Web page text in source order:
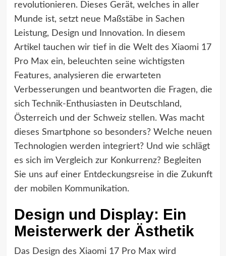
revolutionieren. Dieses Gerät, welches in aller
Munde ist, setzt neue Maßstäbe in Sachen
Leistung, Design und Innovation. In diesem
Artikel tauchen wir tief in die Welt des Xiaomi 17
Pro Max ein, beleuchten seine wichtigsten
Features, analysieren die erwarteten
Verbesserungen und beantworten die Fragen, die
sich Technik-Enthusiasten in Deutschland,
Österreich und der Schweiz stellen. Was macht
dieses Smartphone so besonders? Welche neuen
Technologien werden integriert? Und wie schlägt
es sich im Vergleich zur Konkurrenz? Begleiten
Sie uns auf einer Entdeckungsreise in die Zukunft
der mobilen Kommunikation.
Design und Display: Ein
Meisterwerk der Ästhetik
Das Design des Xiaomi 17 Pro Max wird